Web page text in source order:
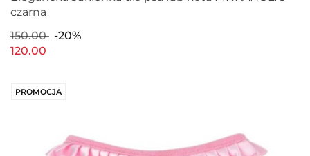
czarna
150.00
-20%
120.00
PROMOCJA